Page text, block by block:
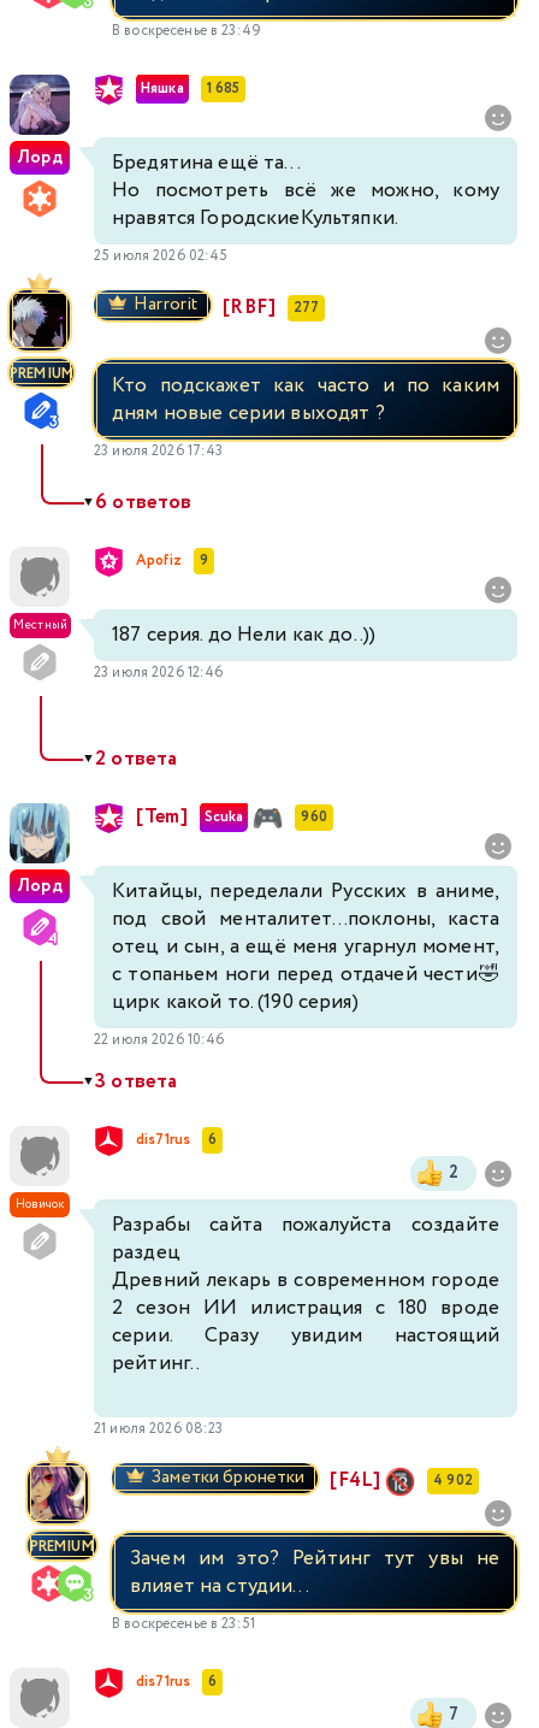
В воскресенье в 23:49
Лорд
Няшка 1 685
Бредятина ещё та...
Но посмотреть всё же можно, кому
нравятся ГородскиеКультяпки.
25 июля 2026 02:45
PREMIUM
Harrorit [RBF] 277
Кто подскажет как часто и по каким
дням новые серии выходят ?
23 июля 2026 17:43
▼6 ответов
Местный
Apofiz 9
187 серия. до Нели как до..))
23 июля 2026 12:46
▼2 ответа
Лорд
[Tem] Scuka 960
Китайцы, переделали Русских в аниме,
под свой менталитет...поклоны, каста
отец и сын, а ещё меня угарнул момент,
с топаньем ноги перед отдачей чести🤣
цирк какой то. (190 серия)
22 июля 2026 10:46
▼3 ответа
Новичок
dis71rus 6
2
Разрабы сайта пожалуйста создайте
раздец
Древний лекарь в современном городе
2 сезон ИИ илистрация с 180 вроде
серии. Сразу увидим настоящий
рейтинг..
21 июля 2026 08:23
PREMIUM
Заметки брюнетки [F4L] 4 902
Зачем им это? Рейтинг тут увы не
влияет на студии...
В воскресенье в 23:51
dis71rus 6
7